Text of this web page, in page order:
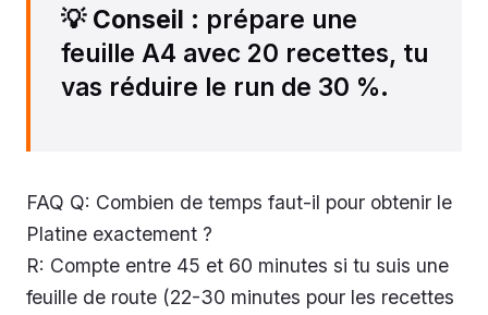
💡 Conseil : prépare une
feuille A4 avec 20 recettes, tu
vas réduire le run de 30 %.
FAQ Q: Combien de temps faut-il pour obtenir le
Platine exactement ?
R: Compte entre 45 et 60 minutes si tu suis une
feuille de route (22-30 minutes pour les recettes